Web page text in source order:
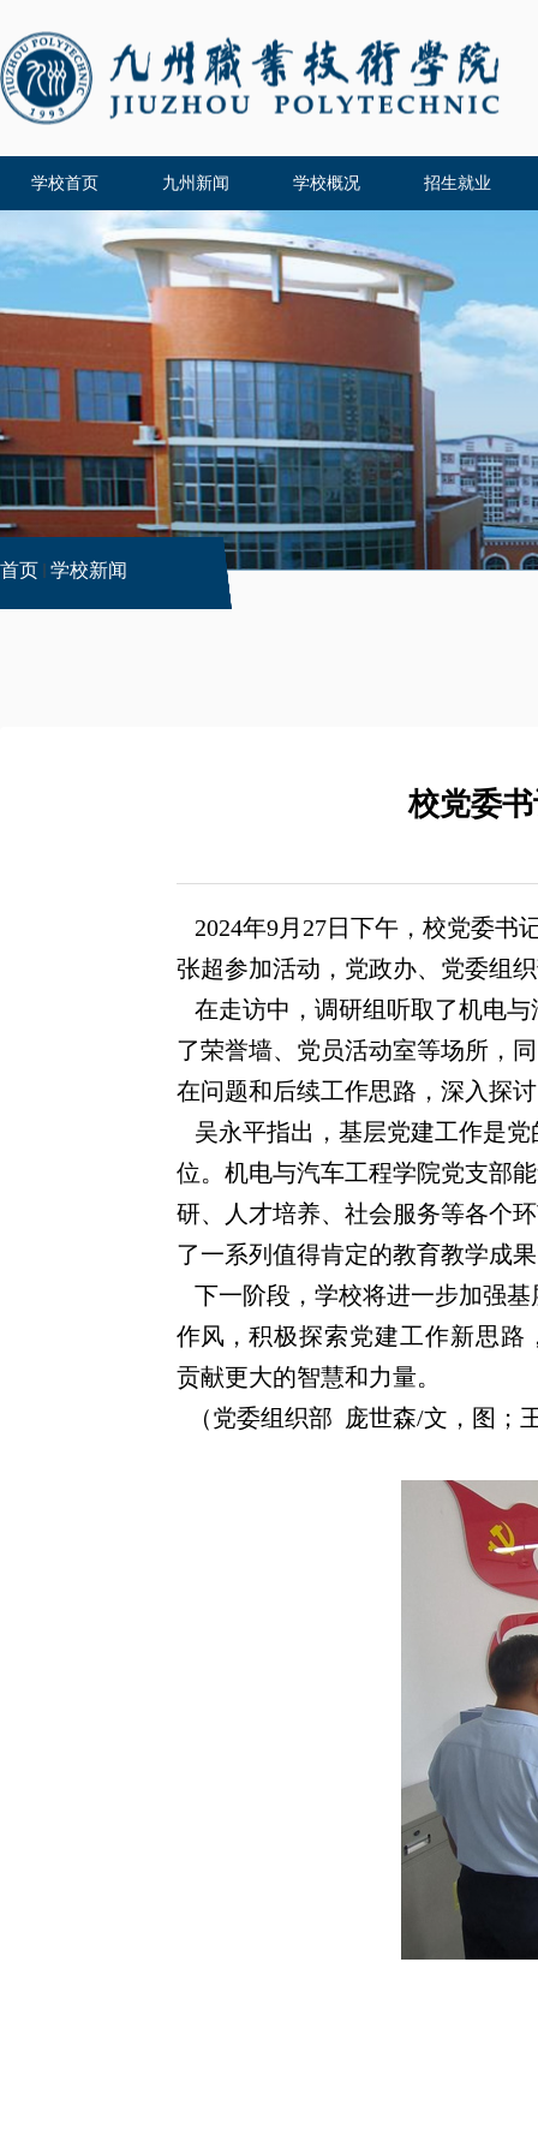
学校首页 九州新闻 学校概况 招生就业
首页 学校新闻
校党委
2024年9月27日下午，校党委书
张超参加活动，党政办、党委组
在走访中，调研组听取了机电与
了荣誉墙、党员活动室等场所，
在问题和后续工作思路，深入探
吴永平指出， 基层党建工作是
位。 机电与汽车工程学院党支部
研、人才培养、社会服务等各个
了一系列值得肯定的教育教学成
下一阶段， 学校将进一步加强
作风， 积极探索党建工作新思路
贡献更大的智慧和力量。
（党委组织部 庞世森/文，图；